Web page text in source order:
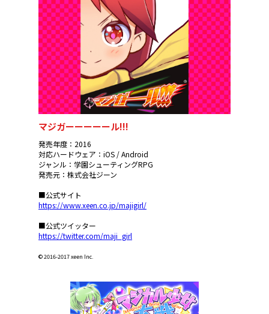
マジガーーーーール!!!
発売年度：2016
対応ハードウェア：iOS / Android
ジャンル：学園シューティングRPG
発売元：株式会社ジーン
■公式サイト
https://www.xeen.co.jp/majigirl/
■公式ツイッター
https://twitter.com/maji_girl
© 2016-2017 xeen Inc.